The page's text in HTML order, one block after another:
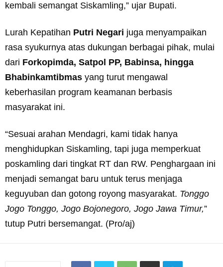
kembali semangat Siskamling,” ujar Bupati.
Lurah Kepatihan Putri Negari juga menyampaikan
rasa syukurnya atas dukungan berbagai pihak, mulai
dari Forkopimda, Satpol PP, Babinsa, hingga
Bhabinkamtibmas yang turut mengawal
keberhasilan program keamanan berbasis
masyarakat ini.
“Sesuai arahan Mendagri, kami tidak hanya
menghidupkan Siskamling, tapi juga memperkuat
poskamling dari tingkat RT dan RW. Penghargaan ini
menjadi semangat baru untuk terus menjaga
keguyuban dan gotong royong masyarakat. Tonggo
Jogo Tonggo, Jogo Bojonegoro, Jogo Jawa Timur,”
tutup Putri bersemangat. (Pro/aj)